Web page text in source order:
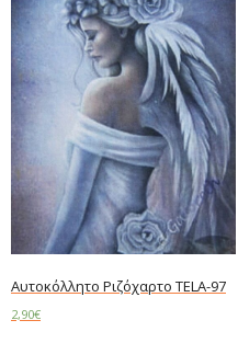
Αυτοκόλλητο Ριζόχαρτο TELA-97
2,90€